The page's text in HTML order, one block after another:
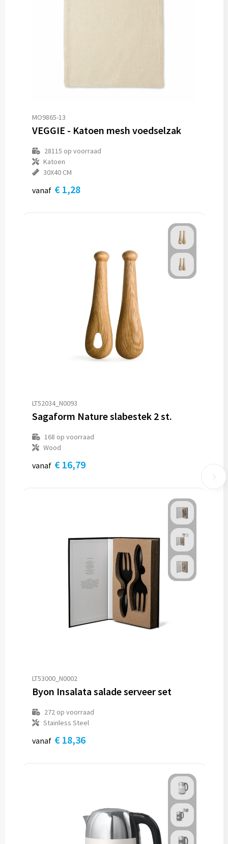
MO9865-13
VEGGIE - Katoen mesh voedselzak
28115 op voorraad
Katoen
30X40 CM
vanaf € 1,28
LT52034_N0093
Sagaform Nature slabestek 2 st.
168 op voorraad
Wood
vanaf € 16,79
LT53000_N0002
Byon Insalata salade serveer set
272op voorraad
Stainless Steel
vanaf € 18,36